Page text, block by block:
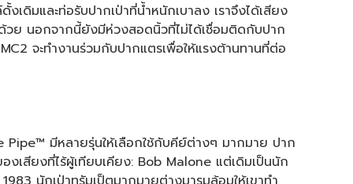
ดิมและท่อรับปากเป่าที่น้ำหนักเบาลง เราจึงได้เสียง
วย นอกจากนี้ยังมีห่วงสอดนิ้วที่ไม่ได้เชื่อมติดกับปาก
จะทำงานร่วมกับปากแตรเพื่อให้แรงต้านทานที่ต่อ
Pipe™ มีหลายรุ่นให้เลือกใช้กับคีย์ต่างๆ มากมาย ปาก
งเสียงที่ไร้ผู้เทียบเคียง: Bob Malone แต่เดิมเป็นนัก